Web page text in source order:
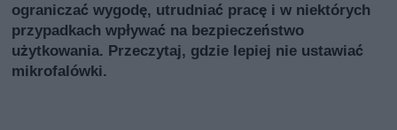
ograniczać wygodę, utrudniać pracę i w niektórych
przypadkach wpływać na bezpieczeństwo
użytkowania. Przeczytaj, gdzie lepiej nie ustawiać
mikrofalówki.